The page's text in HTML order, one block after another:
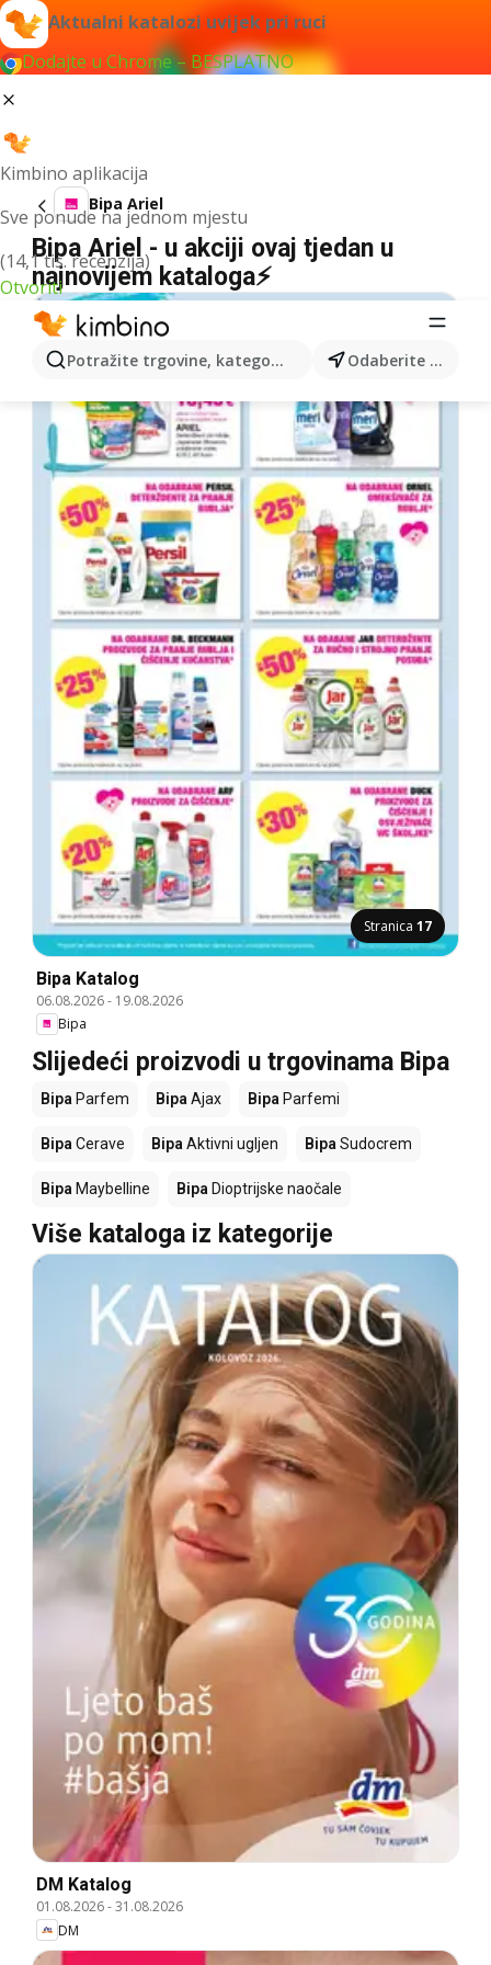
Aktualni katalozi uvijek pri ruci
Dodajte u Chrome – BESPLATNO
Kimbino aplikacija
Sve ponude na jednom mjestu
(14,1 tis. recenzija)
Otvoriti
Potražite trgovine, kategorije, proizvode... Odaberite grad
Bipa Ariel
Bipa Ariel - u akciji ovaj tjedan u
najnovijem kataloga⚡
Stranica 17
Bipa Katalog
06.08.2026- 19.08.2026
Bipa
Slijedeći proizvodi u trgovinama Bipa
Bipa Parfem Bipa Ajax Bipa Parfemi
Bipa Cerave Bipa Aktivni ugljen Bipa Sudocrem
Bipa Maybelline Bipa Dioptrijske naočale
Više kataloga iz kategorije
DM Katalog
01.08.2026-31.08.2026
DM